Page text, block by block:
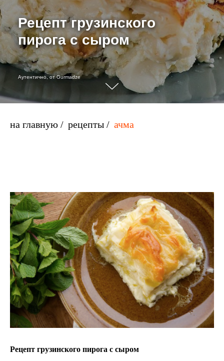
Рецепт грузинского
пирога с сыром
Аутентично, от Gurmadze
на главную / рецепты / ачма
Рецепт грузинского пирога с сыром